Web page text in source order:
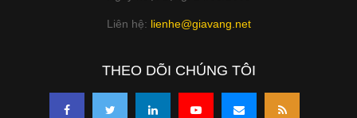
Liên hệ: lienhe@giavang.net
THEO DÕI CHÚNG TÔI